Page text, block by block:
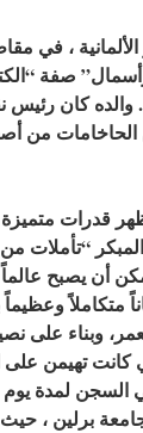
في مدينة ترير
صفة
والده كان رئيس
قدرات
“تأملات
أن يصبح
وبناء على
كانت تهيمن على
السجن لمدة
برلين ،